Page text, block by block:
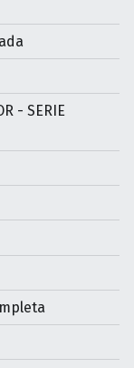
- SERIE